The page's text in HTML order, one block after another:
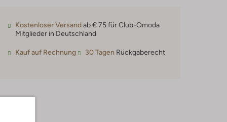
Kostenloser Versandab € 75 für Club-Omoda
Mitglieder in Deutschland
Kauf auf Rechnung 30 Tagen Rückgaberecht